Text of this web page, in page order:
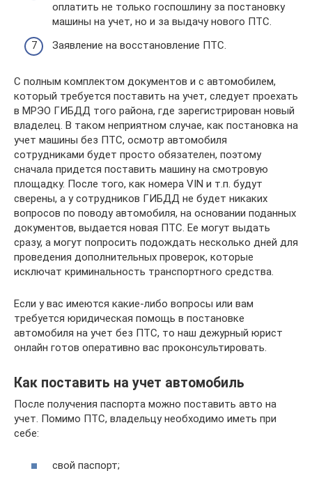
оплатить не только госпошлину за постановку
машины на учет, но и за выдачу нового ПТС.
Заявление на восстановление ПТС.
С полным комплектом документов и с автомобилем,
который требуется поставить на учет, следует проехать
в МРЭО ГИБДД того района, где зарегистрирован новый
владелец. В таком неприятном случае, как постановка на
учет машины без ПТС, осмотр автомобиля
сотрудниками будет просто обязателен, поэтому
сначала придется поставить машину на смотровую
площадку. После того, как номера VIN и т.п. будут
сверены, а у сотрудников ГИБДД не будет никаких
вопросов по поводу автомобиля, на основании поданных
документов, выдается новая ПТС. Ее могут выдать
сразу, а могут попросить подождать несколько дней для
проведения дополнительных проверок, которые
исключат криминальность транспортного средства.
Если у вас имеются какие-либо вопросы или вам
требуется юридическая помощь в постановке
автомобиля на учет без ПТС, то наш дежурный юрист
онлайн готов оперативно вас проконсультировать.
Как поставить на учет автомобиль
После получения паспорта можно поставить авто на
учет. Помимо ПТС, владельцу необходимо иметь при
себе:
свой паспорт;